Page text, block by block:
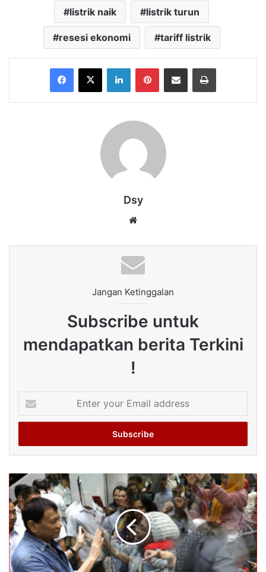
listrik naik listrik turun
resesi ekonomi tariff listrik
Facebook
X LinkedInPinterestShare via Email Print
Dsy
Jangan Ketinggalan
Subscribe untuk
mendapatkan berita Terkini
!
your
Email